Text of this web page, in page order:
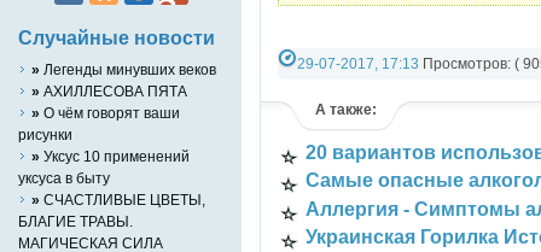
29-07-2017, 17:13 Просмотров: (
А также:
20 вариантов
Cамые опасные
Аллергия - Симптомы
Украинская Горилка
Случайные новости
» Легенды минувших веков
» АХИЛЛЕСОВА ПЯТА
» О чём говорят ваши
рисунки
» Уксус 10 применений
уксуса в быту
» СЧАСТЛИВЫЕ ЦВЕТЫ,
БЛАГИЕ ТРАВЫ.
МАГИЧЕСКАЯ СИЛА